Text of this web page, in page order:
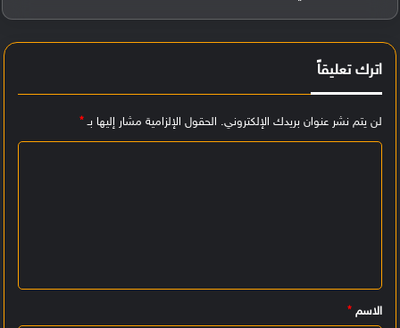
اترك تعليقاً
لن يتم نشر عنوان بريدك الإلكتروني. الحقول الإلزامية مشار إليها بـ*
ي
ق
الاسم *